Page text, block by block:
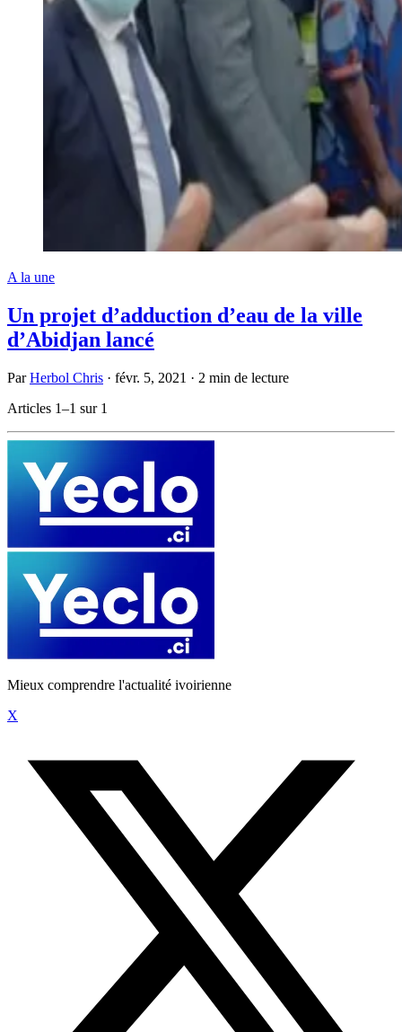
A la une
Un projet d’adduction d’eau de la ville
d’Abidjan lancé
ParHerbol Chris · févr. 5, 2021 · 2 min de lecture
Articles 1–1 sur 1
Mieux comprendre l'actualité ivoirienne
X